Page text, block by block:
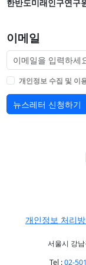
한반도미래인구연구
이메일
개인정보 수집 및 이
뉴스레터 신청하기
개인정보 처리
서울시 강
Tel :02-